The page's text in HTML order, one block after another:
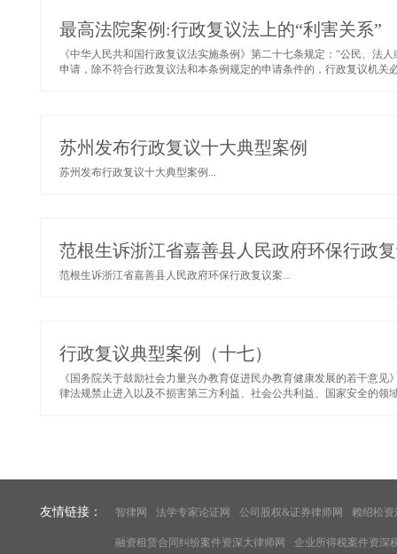
最高法院案例:行政复议法上的“利害关系”
《中华人民共和国行政复议法实施条例》第二十七条规定：“公民、法
申请，除不符合行政复议法和本条例规定的申请条件的，行政复议机关
苏州发布行政复议十大典型案例
苏州发布行政复议十大典型案例...
范根生诉浙江省嘉善县人民政府环保行政
范根生诉浙江省嘉善县人民政府环保行政复议案...
行政复议典型案例（十七）
《国务院关于鼓励社会力量兴办教育促进民办教育健康发展的若干意
律法规禁止进入以及不损害第三方利益、社会公共利益、国家安全的领
友情链接： 智律网 法学专家论证网 公司股权&证券律师网 赖绍松资
融资租赁合同纠纷案件资深大律师网 企业所得税案件资深